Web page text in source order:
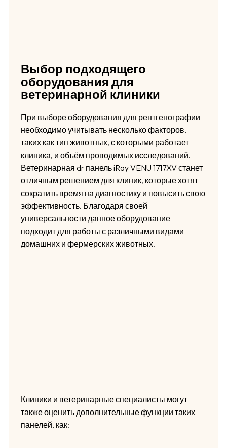
Выбор подходящего
оборудования для
ветеринарной клиники
При выборе оборудования для рентгенографии
необходимо учитывать несколько факторов,
таких как тип животных, с которыми работает
клиника, и объём проводимых исследований.
Ветеринарная dr панель iRay VENU 1717XV станет
отличным решением для клиник, которые хотят
сократить время на диагностику и повысить свою
эффективность. Благодаря своей
универсальности данное оборудование
подходит для работы с различными видами
домашних и фермерских животных.
Клиники и ветеринарные специалисты могут
также оценить дополнительные функции таких
панелей, как: